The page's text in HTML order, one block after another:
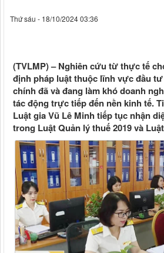
Thứ sáu - 18/10/2024 03:36
(TVLMP) – Nghiên cứu từ thực tế
định pháp luật thuộc lĩnh vực đầu
chính đã và đang làm khó doanh
tác động trực tiếp đến nền kinh tế.
Luật gia Vũ Lê Minh tiếp tục nhận
trong Luật Quản lý thuế 2019 và